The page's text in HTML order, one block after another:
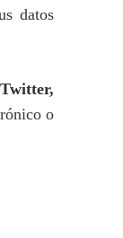
datos
o